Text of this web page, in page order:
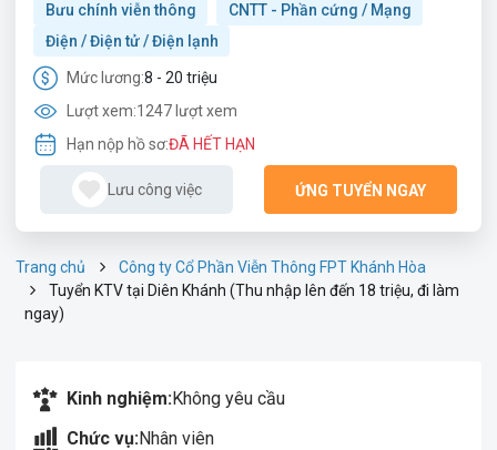
Bưu chính viễn thông
CNTT - Phần cứng / Mạng
Điện / Điện tử / Điện lạnh
Mức lương:8 - 20 triệu
Lượt xem:1247 lượt xem
Hạn nộp hồ sơ:ĐÃ HẾT HẠN
Lưu công việc ỨNG TUYỂN NGAY
Trang chủ
Công ty Cổ Phần Viễn Thông FPT Khánh Hòa
Tuyển KTV tại Diên Khánh (Thu nhập lên đến 18 triệu, đi làm
ngay)
Kinh nghiệm:Không yêu cầu
Chức vụ:Nhân viên